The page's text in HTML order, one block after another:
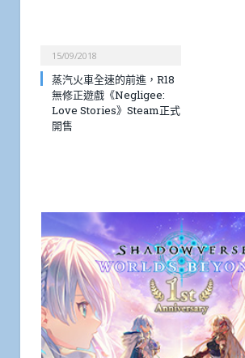
15/09/2018
蒸汽火車全速的前進，R18
無修正遊戲《Negligee:
Love Stories》Steam正式
開售